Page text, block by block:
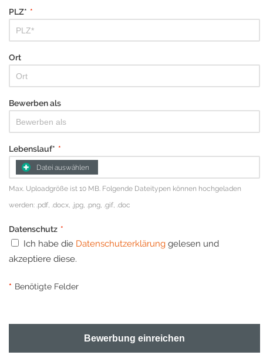
PLZ* *
Ort
Bewerben als
Lebenslauf* *
Datei auswählen
Max. Uploadgröße ist 10 MB. Folgende Dateitypen können hochgeladen
werden: .pdf, .docx, .jpg, .png, .gif, .doc
Datenschutz *
Ich habe die Datenschutzerklärung gelesen und
akzeptiere diese.
* Benötigte Felder
Bewerbung einreichen